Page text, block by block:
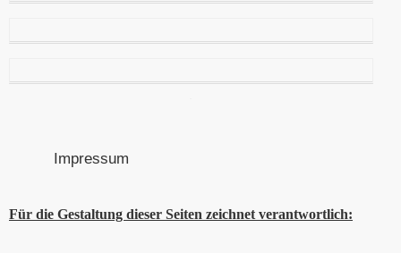
Impressum
Für die Gestaltung dieser Seiten zeichnet verantwortlich: